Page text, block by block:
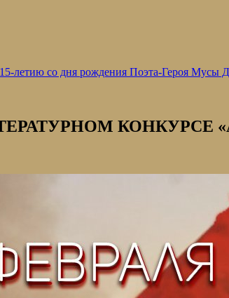
летию со дня рождения Поэта-Героя Мусы
КОНКУРСЕ